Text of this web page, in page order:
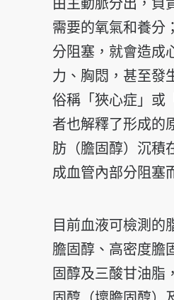
由主動脈分出，負
需要的氧氣和養分
分阻塞，就會造成
力、胸悶，甚至發
俗稱「狹心症」或
者也解釋了形成的
肪（膽固醇）沉積
成血管內部分阻塞
目前血液可檢測的
膽固醇、高密度膽
固醇及三酸甘油脂